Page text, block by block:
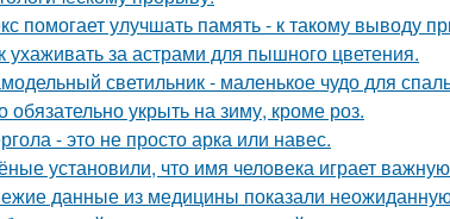
помогает улучшать память - к такому выводу
ухаживать за астрами для пышного цветения.
светильник - маленькое чудо для
обязательно укрыть на зиму, кроме роз.
- это не просто арка или навес.
установили, что имя человека играет
данные из медицины показали